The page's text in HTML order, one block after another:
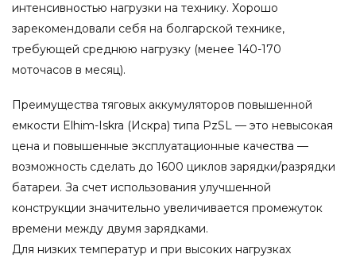
интенсивностью нагрузки на технику. Хорошо
зарекомендовали себя на болгарской технике,
требующей среднюю нагрузку (менее 140-170
моточасов в месяц).
Преимущества тяговых аккумуляторов повышенной
емкости Elhim-Iskra (Искра) типа PzSL — это невысокая
цена и повышенные эксплуатационные качества —
возможность сделать до 1600 циклов зарядки/разрядки
батареи. За счет использования улучшенной
конструкции значительно увеличивается промежуток
времени между двумя зарядками.
Для низких температур и при высоких нагрузках